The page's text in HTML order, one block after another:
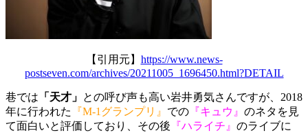
【引用元】 https://www.news-
postseven.com/archives/20211005_1696450.html?DETAIL
巷では 「天才」 との呼び声も高い岩井勇気さんですが、2018
年に行われた
『M-1グランプリ』 での 『キュウ』 のネタを見
て面白いと評価しており、その後 『ハライチ』 のライブに